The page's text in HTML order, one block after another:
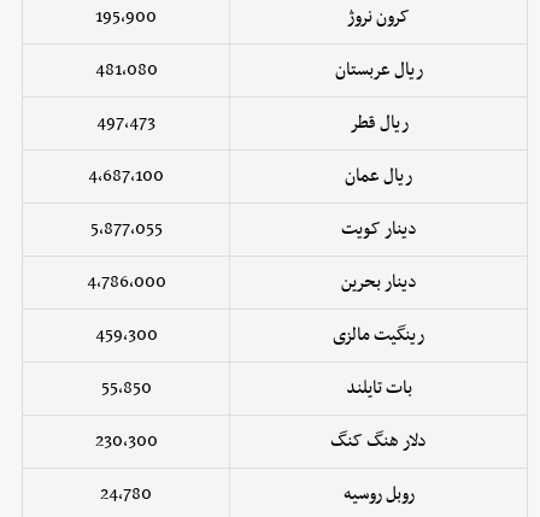
کرون نروژ
195,900
ریال عربستان
481,080
ریال قطر
497,473
ریال عمان
4,687,100
دینار کویت
5,877,055
دینار بحرین
4,786,000
رینگیت مالزی
459,300
بات تایلند
55,850
دلار هنگ کنگ
230,300
روبل روسیه
24,780